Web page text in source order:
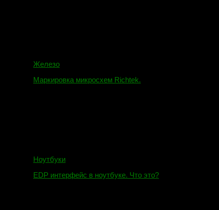
Железо
Маркировка микросхем Richtek.
Ноутбуки
EDP интерфейс в ноутбуке. Что это?